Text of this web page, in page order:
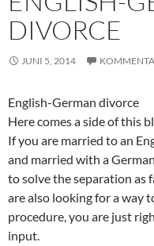
DIVORCE
JUNI 5, 2014
English-German divorce
Here comes a side of this
If you are married to an
and married with a
to solve the separation as
are also looking for a way
procedure, you are just
input.